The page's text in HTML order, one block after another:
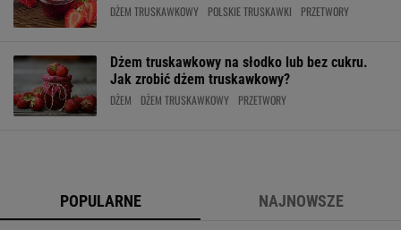
DŻEM TRUSKAWKOWY POLSKIE TRUSKAWKI PRZETWORY
Dżem truskawkowy na słodko lub bez cukru.
Jak zrobić dżem truskawkowy?
DŻEM DŻEM TRUSKAWKOWY PRZETWORY
POPULARNE NAJNOWSZE